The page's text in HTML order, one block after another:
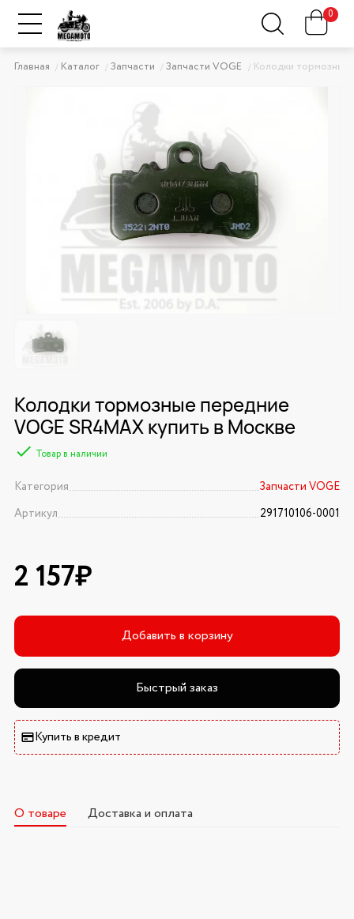
0
Главная Каталог Запчасти Запчасти VOGE Колодки тормозные
Колодки тормозные передние
VOGE SR4MAX купить в Москве
Товар в наличии
Категория
Запчасти VOGE
Артикул
291710106-0001
2 157₽
Добавить в корзину
Быстрый заказ
Купить в кредит
О товаре Доставка и оплата